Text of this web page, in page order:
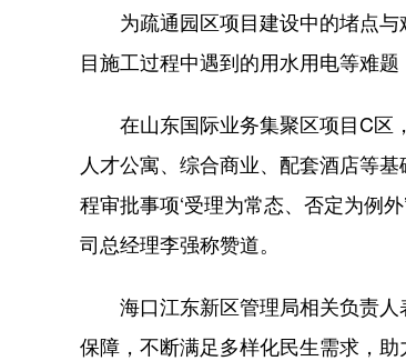
为疏通园区项目建设中的堵点与
目施工过程中遇到的用水用电等难题
在山东国际业务集聚区项目C区，
人才公寓、综合商业、配套酒店等
程审批事项‘受理为常态、否定为例
司总经理李强称赞道。
海口江东新区管理局相关负责人
保障，不断满足多样化民生需求，